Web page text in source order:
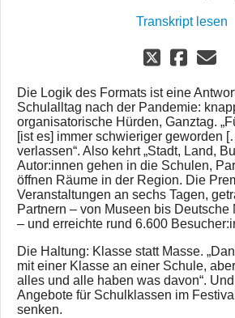
Transkript lesen
Die Logik des Formats ist eine
Schulalltag nach der Pandemie:
organisatorische Hürden, Ganztag.
[ist es] immer schwieriger geworden
verlassen“. Also kehrt „Stadt, Land,
Autor:innen gehen in die Schulen,
öffnen Räume in der Region. Die
Veranstaltungen an sechs Tagen,
Partnern – von Museen bis
– und erreichte rund 6.600
Die Haltung: Klasse statt Masse.
mit einer Klasse an einer Schule,
alles und alle haben was davon“.
Angebote für Schulklassen im
senken.